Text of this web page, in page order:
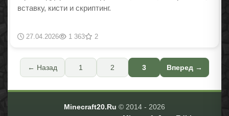
вставку, кисти и скриптинг.
27.04.2026 1 363 2
← Назад 1 2 3 Вперед →
Minecraft20.Ru © 2014 - 2026